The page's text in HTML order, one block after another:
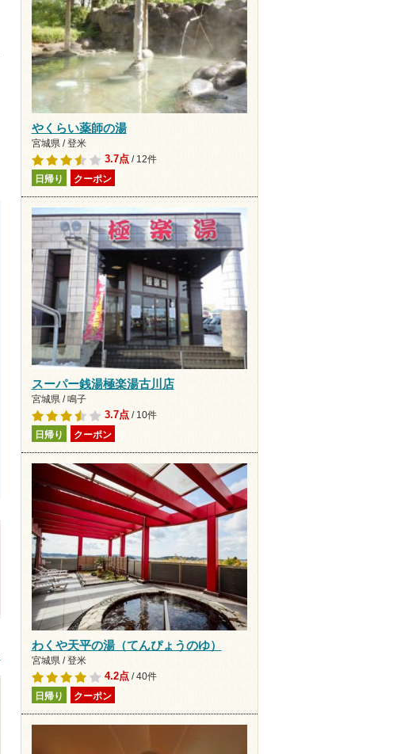
やくらい薬師の湯
宮城県 / 登米
3.7点/ 12件
日帰り クーポン
スーパー銭湯極楽湯古川店
宮城県 / 鳴子
3.7点/ 10件
日帰り クーポン
わくや天平の湯（てんぴょうのゆ）
宮城県 / 登米
4.2点/ 40件
日帰り クーポン